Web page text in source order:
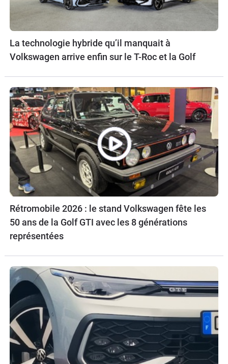
La technologie hybride qu’il manquait à
Volkswagen arrive enfin sur le T-Roc et la Golf
Rétromobile 2026 : le stand Volkswagen fête les
50 ans de la Golf GTI avec les 8 générations
représentées